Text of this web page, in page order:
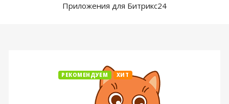
Приложения для Битрикс24
РЕКОМЕНДУЕМ ХИТ